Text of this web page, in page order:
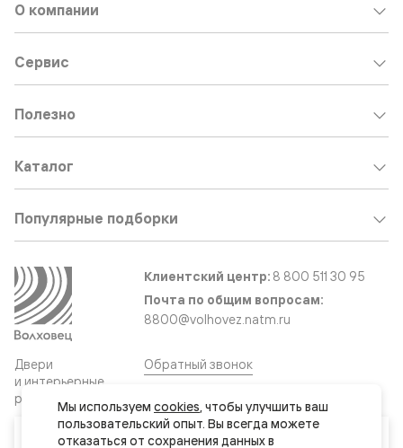
Ваш город
Двери
и интерьерные
решения
О компании
Сервис
Полезно
Каталог
Популярные подборки
Клиентский центр: 8 800 511 30 95
Почта по общим вопросам:
8800@volhovez.natm.ru
Обратный звонок
Мы используем cookies, чтобы улучшить ваш
пользовательский опыт. Вы всегда можете
отказаться от сохранения данных в